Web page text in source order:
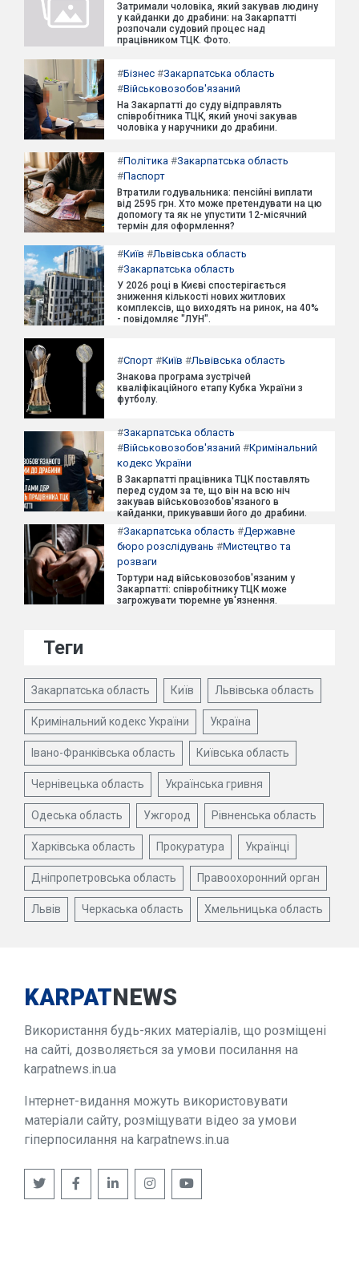
Затримали чоловіка, який закував людину
у кайданки до драбини: на Закарпатті
розпочали судовий процес над
працівником ТЦК. Фото.
#Бізнес #Закарпатська область
#Військовозобов'язаний
На Закарпатті до суду відправлять
співробітника ТЦК, який уночі закував
чоловіка у наручники до драбини.
#Політика #Закарпатська область
#Паспорт
Втратили годувальника: пенсійні виплати
від 2595 грн. Хто може претендувати на цю
допомогу та як не упустити 12-місячний
термін для оформлення?
#Київ #Львівська область
#Закарпатська область
У 2026 році в Києві спостерігається
зниження кількості нових житлових
комплексів, що виходять на ринок, на 40%
- повідомляє "ЛУН".
#Спорт #Київ #Львівська область
Знакова програма зустрічей
кваліфікаційного етапу Кубка України з
футболу.
#Закарпатська область
#Військовозобов'язаний #Кримінальний
кодекс України
В Закарпатті працівника ТЦК поставлять
перед судом за те, що він на всю ніч
закував військовозобов'язаного в
кайданки, прикувавши його до драбини.
#Закарпатська область #Державне
бюро розслідувань #Мистецтво та
розваги
Тортури над військовозобов'язаним у
Закарпатті: співробітнику ТЦК може
загрожувати тюремне ув'язнення.
Теги
Закарпатська область Київ Львівська область
Кримінальний кодекс України Україна
Івано-Франківська область Київська область
Чернівецька область Українська гривня
Одеська область Ужгород Рівненська область
Харківська область Прокуратура Українці
Дніпропетровська область Правоохоронний орган
Львів Черкаська область Хмельницька область
KARPATNEWS
Використання будь-яких матеріалів, що розміщені
на сайті, дозволяється за умови посилання на
karpatnews.in.ua
Інтернет-видання можуть використовувати
матеріали сайту, розміщувати відео за умови
гіперпосилання на karpatnews.in.ua